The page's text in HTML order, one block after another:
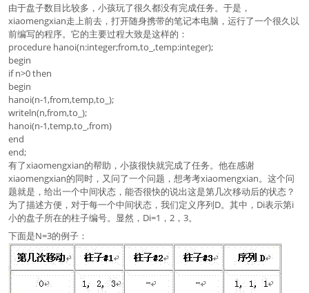
由于盘子数目比较多，小孩玩了很久都没有完成任务。于是，
xiaomengxian走上前去，打开随身携带的笔记本电脑，运行了一个很久以
前编写的程序。它的主要过程大致是这样的：
procedure hanoi(n:integer;from,to_,temp:integer);
begin
if n>0 then
begin
hanoi(n-1,from,temp,to_);
writeln(n,from,to_);
hanoi(n-1,temp,to_,from)
end
end;
有了xiaomengxian的帮助，小孩很快就完成了任务。他在感谢
xiaomengxian的同时，又问了一个问题，想考考xiaomengxian。这个问
题就是，给出一个中间状态，能否很快的说出这是第几次移动后的状态？
为了描述方便，对于每一个中间状态，我们定义序列D。其中，Di表示第i
小的盘子所在的柱子编号。显然，Di=1，2，3。
下面是N=3的例子：